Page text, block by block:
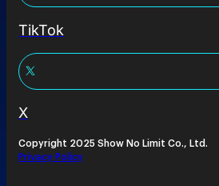
TikTok
X
Copyright 2025 Show No Limit Co., Ltd.
Privacy Policy